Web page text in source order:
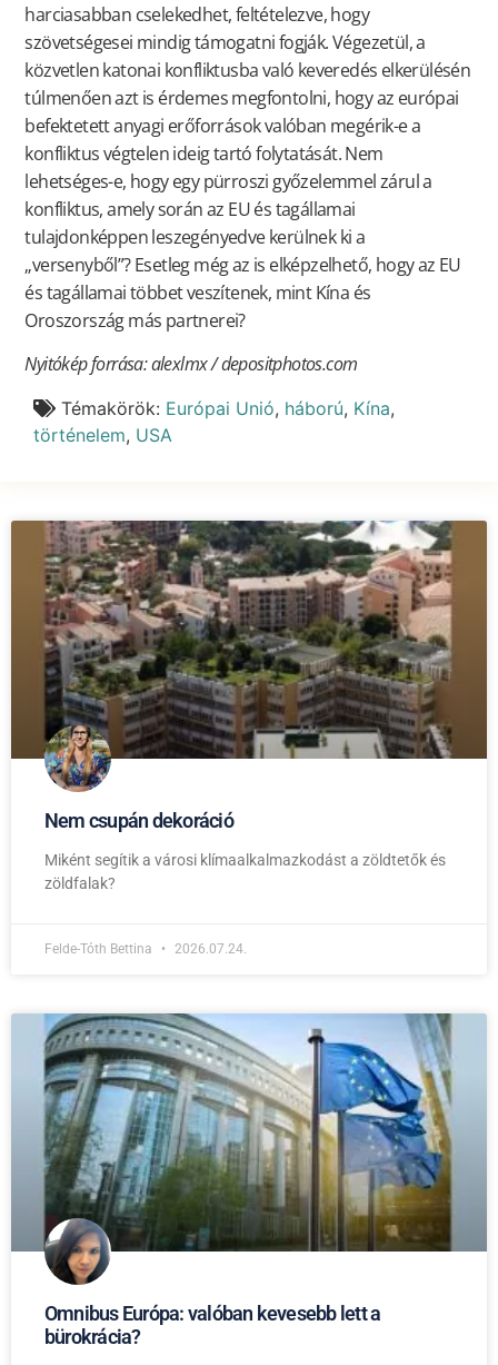
Nem csupán dekoráció
Miként segítik a városi klímaalkalmazkodást a zöldtetők és
zöldfalak?
Felde-Tóth Bettina 2026.07.24.
Omnibus Európa: valóban kevesebb lett a
bürokrácia?
harciasabban cselekedhet, feltételezve, hogy
szövetségesei mindig támogatni fogják. Végezetül, a
közvetlen katonai konfliktusba való keveredés elkerülésén
túlmenően azt is érdemes megfontolni, hogy az európai
befektetett anyagi erőforrások valóban megérik-e a
konfliktus végtelen ideig tartó folytatását. Nem
lehetséges-e, hogy egy pürroszi győzelemmel zárul a
konfliktus, amely során az EU és tagállamai
tulajdonképpen leszegényedve kerülnek ki a
„versenyből”? Esetleg még az is elképzelhető, hogy az EU
és tagállamai többet veszítenek, mint Kína és
Oroszország más partnerei?
Nyitókép forrása: alexlmx / depositphotos.com
Témakörök: Európai Unió, háború, Kína,
történelem, USA